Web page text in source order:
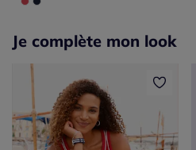
Je complète mon look